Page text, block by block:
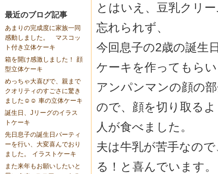
最近のブログ記事
あまりの完成度に家族一同
感動しました。 マスコッ
ト付き立体ケーキ
箱を開け感激しました！ 顔
型立体ケーキ
めっちゃ大喜びで、親まで
クオリティのすごさに驚き
ました☺️☺️ 車の立体ケーキ
誕生日、Jリーグのイラス
トケーキ
先日息子の誕生日パーティ
ーを行い、大変喜んでおり
ました。 イラストケーキ
また来年もお願いしたいと
とはいえ、豆乳クリ
忘れられず、
今回息子の2歳の誕生
ケーキを作ってもら
アンパンマンの顔の
ので、顔を切り取る
人が食べました。
夫は牛乳が苦手なの
る！と喜んでいます。